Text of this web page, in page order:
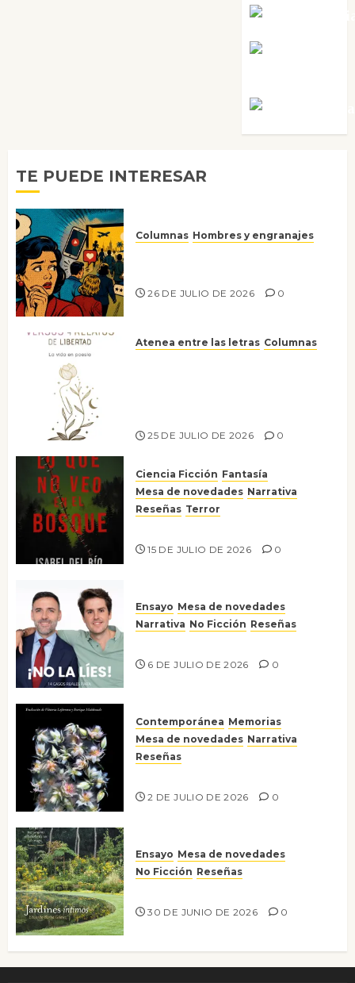
TE PUEDE INTERESAR
Columnas Hombres y engranajes
26 DE JULIO DE 2026 0
Atenea entre las letras Columnas
25 DE JULIO DE 2026 0
Ciencia Ficción Fantasía
Mesa de novedades Narrativa
Reseñas Terror
15 DE JULIO DE 2026 0
Ensayo Mesa de novedades
Narrativa No Ficción Reseñas
6 DE JULIO DE 2026 0
Contemporánea Memorias
Mesa de novedades Narrativa
Reseñas
2 DE JULIO DE 2026 0
Ensayo Mesa de novedades
No Ficción Reseñas
30 DE JUNIO DE 2026 0